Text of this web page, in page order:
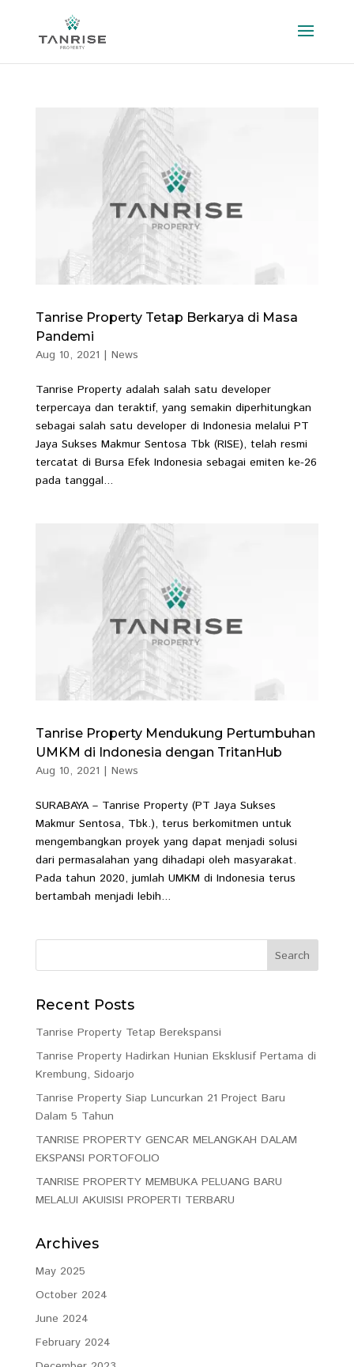
Tanrise Property Tetap Berkarya di Masa
Pandemi
Aug 10, 2021 | News
Tanrise Property adalah salah satu developer
terpercaya dan teraktif, yang semakin diperhitungkan
sebagai salah satu developer di Indonesia melalui PT
Jaya Sukses Makmur Sentosa Tbk (RISE), telah resmi
tercatat di Bursa Efek Indonesia sebagai emiten ke-26
pada tanggal...
Tanrise Property Mendukung Pertumbuhan
UMKM di Indonesia dengan TritanHub
Aug 10, 2021 | News
SURABAYA – Tanrise Property (PT Jaya Sukses
Makmur Sentosa, Tbk.), terus berkomitmen untuk
mengembangkan proyek yang dapat menjadi solusi
dari permasalahan yang dihadapi oleh masyarakat.
Pada tahun 2020, jumlah UMKM di Indonesia terus
bertambah menjadi lebih...
Recent Posts
Tanrise Property Tetap Berekspansi
Tanrise Property Hadirkan Hunian Eksklusif Pertama di
Krembung, Sidoarjo
Tanrise Property Siap Luncurkan 21 Project Baru
Dalam 5 Tahun
TANRISE PROPERTY GENCAR MELANGKAH DALAM
EKSPANSI PORTOFOLIO
TANRISE PROPERTY MEMBUKA PELUANG BARU
MELALUI AKUISISI PROPERTI TERBARU
Archives
May 2025
October 2024
June 2024
February 2024